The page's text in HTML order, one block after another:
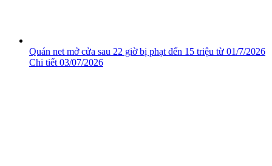
Quán net mở cửa sau 22 giờ bị phạt đến 15 triệu từ 01/7/2026
Chi tiết 03/07/2026